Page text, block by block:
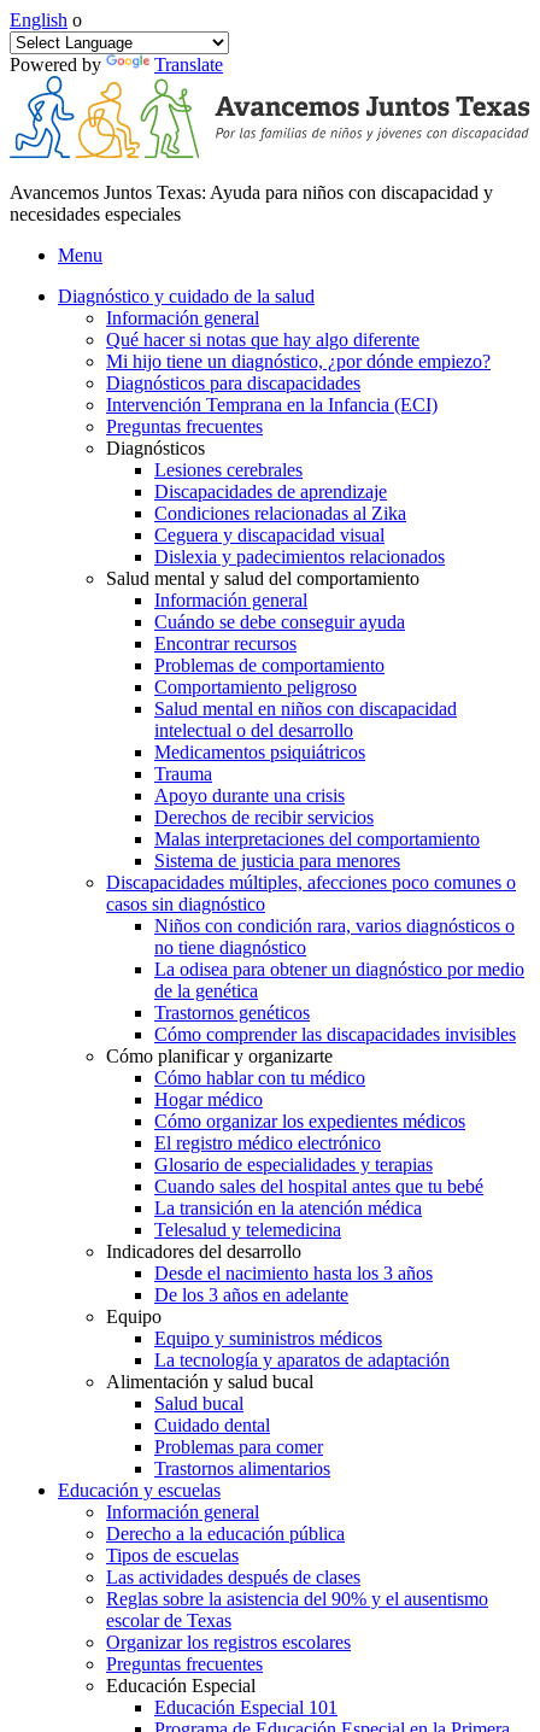
English o
Powered by Translate
Avancemos Juntos Texas: Ayuda para niños con discapacidad y
necesidades especiales
Menu
Diagnóstico y cuidado de la salud
Información general
Qué hacer si notas que hay algo diferente
Mi hijo tiene un diagnóstico, ¿por dónde empiezo?
Diagnósticos para discapacidades
Intervención Temprana en la Infancia (ECI)
Preguntas frecuentes
Diagnósticos
Lesiones cerebrales
Discapacidades de aprendizaje
Condiciones relacionadas al Zika
Ceguera y discapacidad visual
Dislexia y padecimientos relacionados
Salud mental y salud del comportamiento
Información general
Cuándo se debe conseguir ayuda
Encontrar recursos
Problemas de comportamiento
Comportamiento peligroso
Salud mental en niños con discapacidad
intelectual o del desarrollo
Medicamentos psiquiátricos
Trauma
Apoyo durante una crisis
Derechos de recibir servicios
Malas interpretaciones del comportamiento
Sistema de justicia para menores
Discapacidades múltiples, afecciones poco comunes o
casos sin diagnóstico
Niños con condición rara, varios diagnósticos o
no tiene diagnóstico
La odisea para obtener un diagnóstico por medio
de la genética
Trastornos genéticos
Cómo comprender las discapacidades invisibles
Cómo planificar y organizarte
Cómo hablar con tu médico
Hogar médico
Cómo organizar los expedientes médicos
El registro médico electrónico
Glosario de especialidades y terapias
Cuando sales del hospital antes que tu bebé
La transición en la atención médica
Telesalud y telemedicina
Indicadores del desarrollo
Desde el nacimiento hasta los 3 años
De los 3 años en adelante
Equipo
Equipo y suministros médicos
La tecnología y aparatos de adaptación
Alimentación y salud bucal
Salud bucal
Cuidado dental
Problemas para comer
Trastornos alimentarios
Educación y escuelas
Información general
Derecho a la educación pública
Tipos de escuelas
Las actividades después de clases
Reglas sobre la asistencia del 90% y el ausentismo
escolar de Texas
Organizar los registros escolares
Preguntas frecuentes
Educación Especial
Educación Especial 101